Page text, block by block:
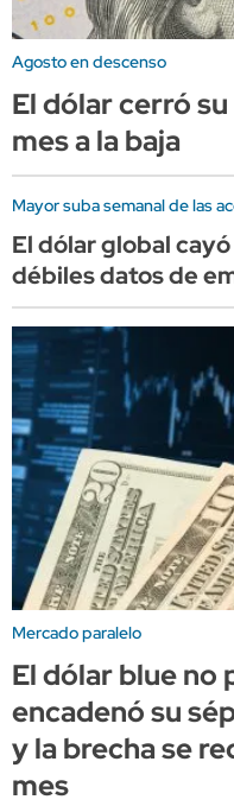
Agosto en descenso
El dólar cerró
mes a la baja
Mayor suba semanal de las
El dólar global
débiles datos de
Mercado paralelo
El dólar blue no
encadenó su
y la brecha se
mes